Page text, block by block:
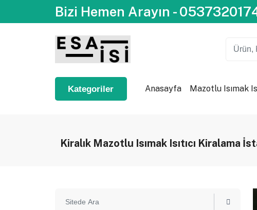
Bizi Hemen Arayın -
Kategoriler Anasayfa Mazotlu Isımak
Kiralık Mazotlu Isımak Isıtıcı Kiralama